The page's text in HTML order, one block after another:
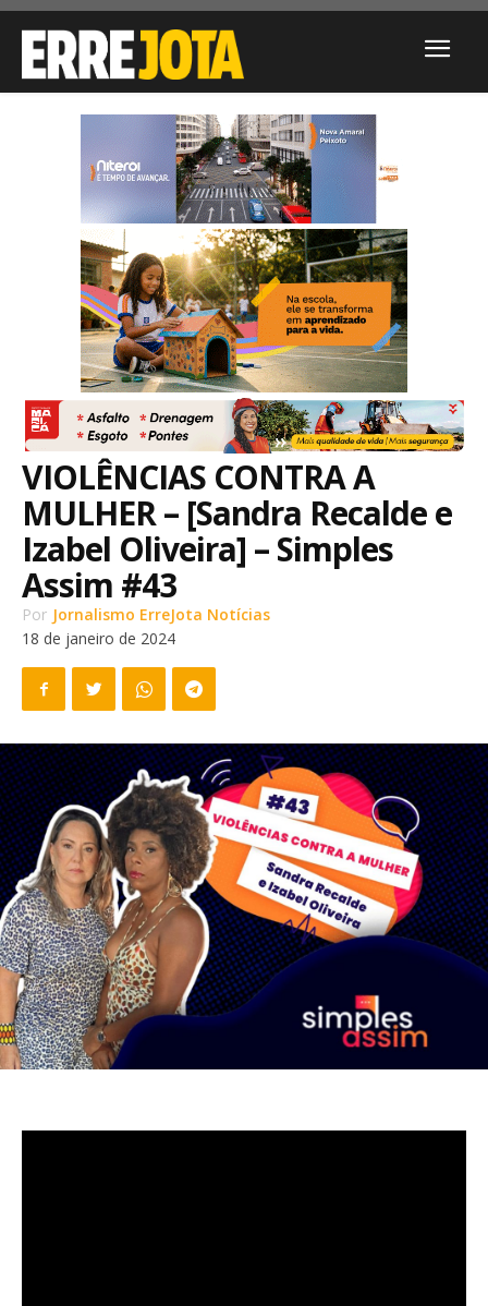
VIOLÊNCIAS CONTRA A
MULHER – [Sandra Recalde e
Izabel Oliveira] – Simples
Assim #43
Por Jornalismo ErreJota Notícias
18 de janeiro de 2024